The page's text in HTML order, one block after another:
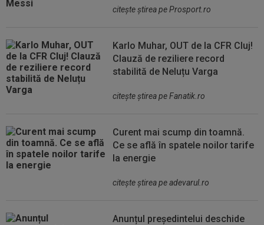
citeşte ştirea pe Prosport.ro
Karlo Muhar, OUT de la CFR Cluj!
Clauză de reziliere record
stabilită de Neluțu Varga
citeşte ştirea pe Fanatik.ro
Curent mai scump din toamnă.
Ce se află în spatele noilor tarife
la energie
citeşte ştirea pe adevarul.ro
Anunțul președintelui deschide